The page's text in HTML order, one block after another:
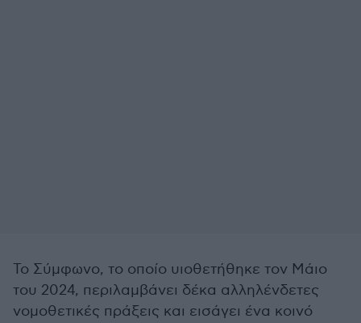
Το Σύμφωνο, το οποίο υιοθετήθηκε τον Μάιο
του 2024, περιλαμβάνει δέκα αλληλένδετες
νομοθετικές πράξεις και εισάγει ένα κοινό